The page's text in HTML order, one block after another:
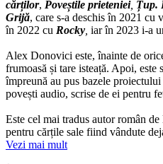
cărților, Poveștile prieteniei, Țup.
Grijă, care s-a deschis în 2021 cu
în 2022 cu Rocky iar în 2023 i-a
Alex Donovici este, înainte de
frumoasă și tare isteață. Apoi,
împreună au pus bazele
povești audio, scrise de ei pentru
Este cel mai tradus autor român
pentru cărțile sale fiind vândute
Vezi mai mult